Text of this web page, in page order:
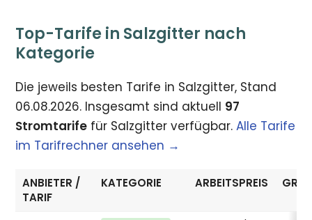
Top-Tarife in Salzgitter nach
Kategorie
Die jeweils besten Tarife in Salzgitter, Stand
06.08.2026. Insgesamt sind aktuell 97
Stromtarife für Salzgitter verfügbar.Alle Tarife
im Tarifrechner ansehen →
ANBIETER /
TARIF
KATEGORIE ARBEITSPREIS